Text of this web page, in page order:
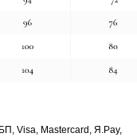
Visa, Mastercard, Я.Pay,